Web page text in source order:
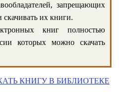
запрещающих
скачивать их книги.
книг полностью
которых можно скачать
КНИГУ В БИБЛИОТЕКЕ